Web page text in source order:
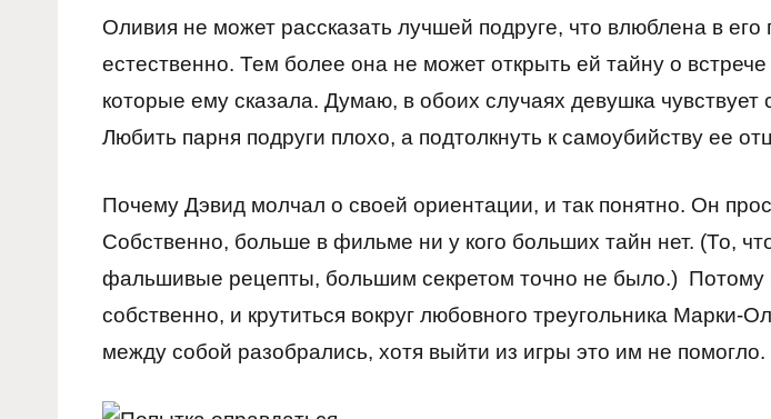
Оливия не может рассказать лучшей подруге, что влюблена в его
естественно. Тем более она не может открыть ей тайну о
которые ему сказала. Думаю, в обоих случаях девушка чувствует
Любить парня подруги плохо, а подтолкнуть к самоубийству ее
Почему Дэвид молчал о своей ориентации, и так понятно. Он
Собственно, больше в фильме ни у кого больших тайн нет. (То,
фальшивые рецепты, большим секретом точно не было.) Потому
собственно, и крутиться вокруг любовного треугольника Марки-
между собой разобрались, хотя выйти из игры это им не помогло.